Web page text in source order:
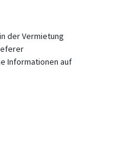
der Vermietung
Informationen auf